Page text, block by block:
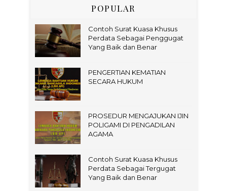
POPULAR
Contoh Surat Kuasa Khusus
Perdata Sebagai Penggugat
Yang Baik dan Benar
PENGERTIAN KEMATIAN
SECARA HUKUM
PROSEDUR MENGAJUKAN IJIN
POLIGAMI DI PENGADILAN
AGAMA
Contoh Surat Kuasa Khusus
Perdata Sebagai Tergugat
Yang Baik dan Benar